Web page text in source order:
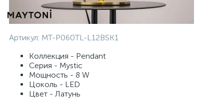
Артикул: MT-P060TL-L12BSK1
Коллекция - Pendant
Серия - Mystic
Мощность - 8 W
Цоколь - LED
Цвет - Латунь